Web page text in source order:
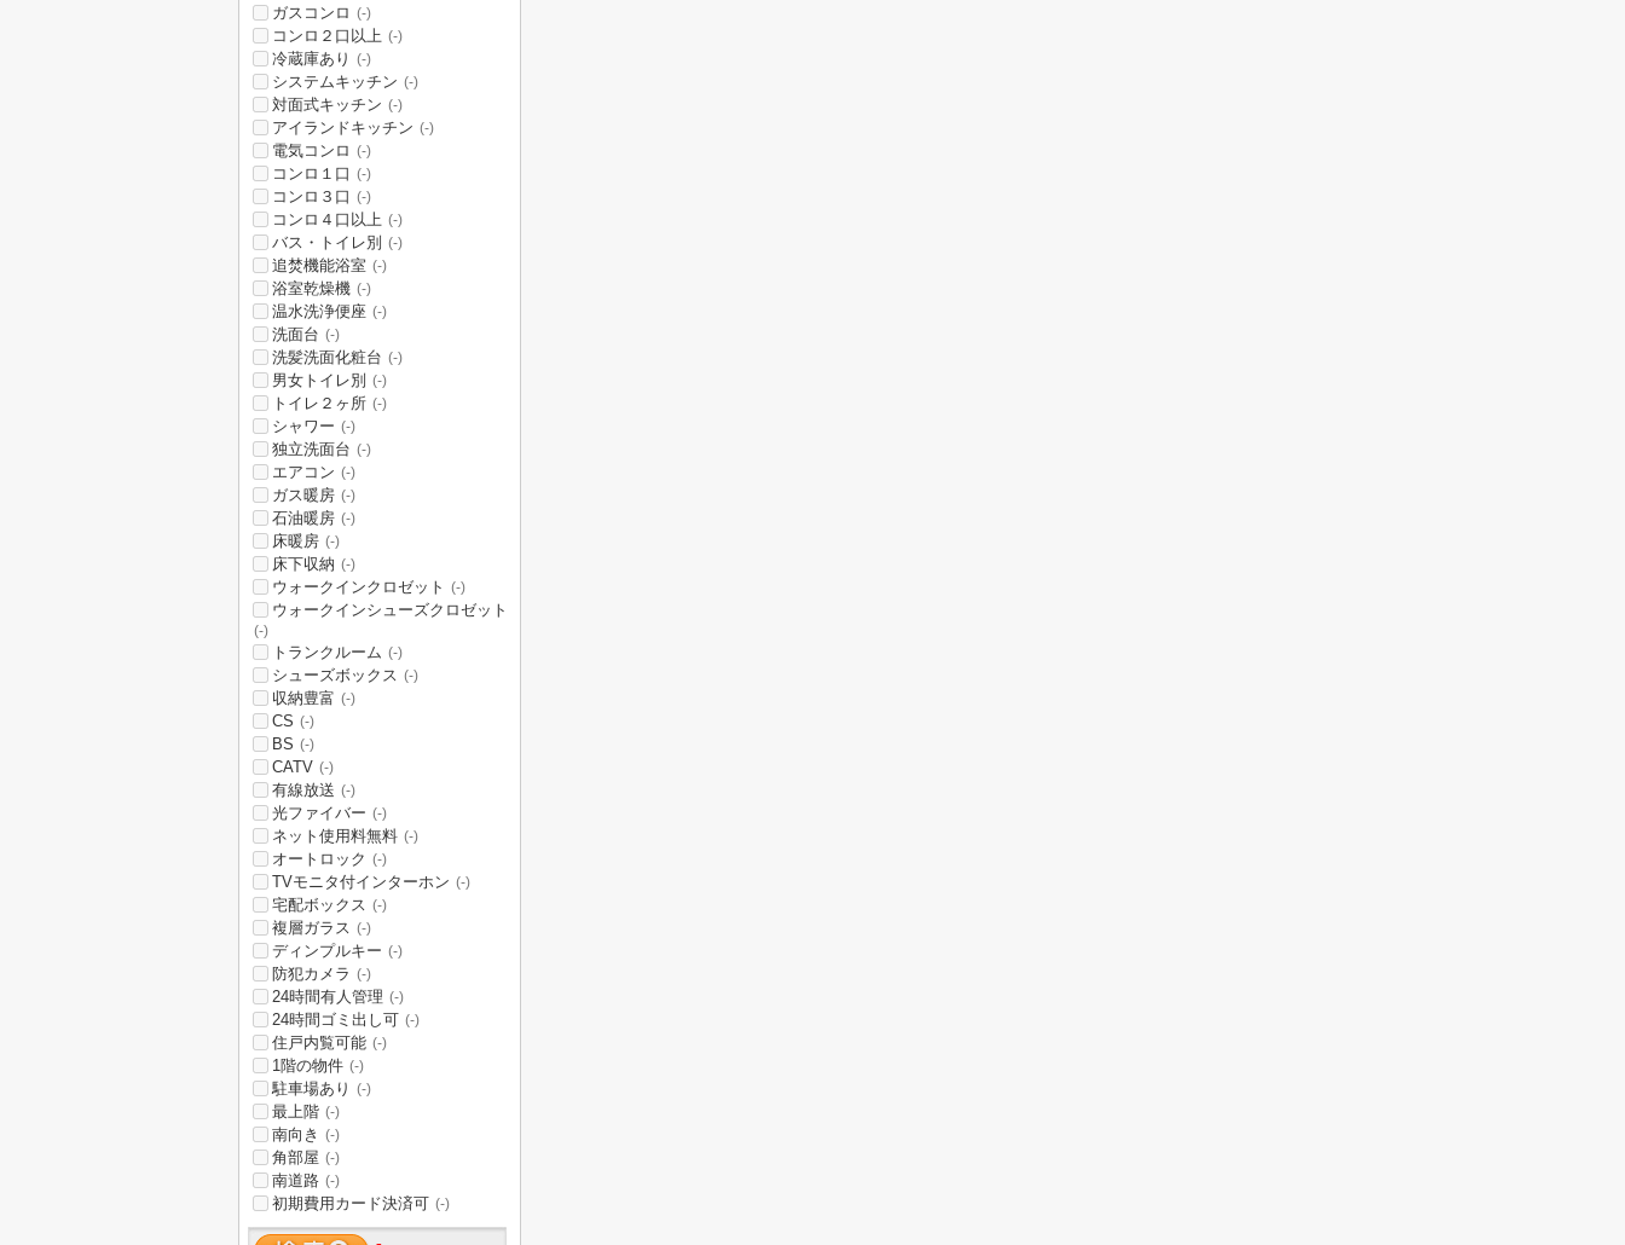
ガスコンロ (-)
コンロ２口以上 (-)
冷蔵庫あり (-)
システムキッチン (-)
対面式キッチン (-)
アイランドキッチン (-)
電気コンロ (-)
コンロ１口 (-)
コンロ３口 (-)
コンロ４口以上 (-)
バス・トイレ別 (-)
追焚機能浴室 (-)
浴室乾燥機 (-)
温水洗浄便座 (-)
洗面台 (-)
洗髪洗面化粧台 (-)
男女トイレ別 (-)
トイレ２ヶ所 (-)
シャワー (-)
独立洗面台 (-)
エアコン (-)
ガス暖房 (-)
石油暖房 (-)
床暖房 (-)
床下収納 (-)
ウォークインクロゼット (-)
ウォークインシューズクロゼット
(-)
トランクルーム (-)
シューズボックス (-)
収納豊富 (-)
CS (-)
BS (-)
CATV (-)
有線放送 (-)
光ファイバー (-)
ネット使用料無料 (-)
オートロック (-)
TVモニタ付インターホン (-)
宅配ボックス (-)
複層ガラス (-)
ディンプルキー (-)
防犯カメラ (-)
24時間有人管理 (-)
24時間ゴミ出し可 (-)
住戸内覧可能 (-)
1階の物件 (-)
駐車場あり (-)
最上階 (-)
南向き (-)
角部屋 (-)
南道路 (-)
初期費用カード決済可 (-)